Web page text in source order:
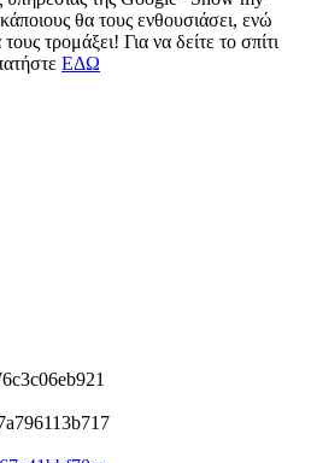
θα τους ενθουσιάσει, ενώ
τρομάξει! Για να δείτε το σπίτι
ΕΔΩ